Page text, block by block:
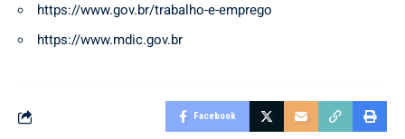
https://www.gov.br/trabalho-e-emprego
https://www.mdic.gov.br
Facebook